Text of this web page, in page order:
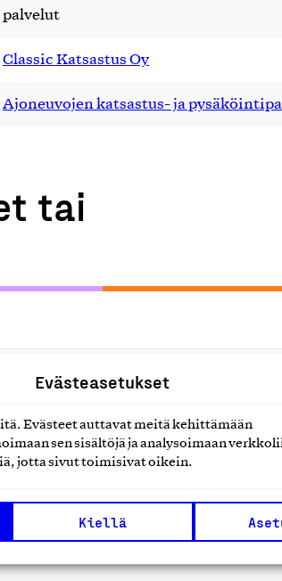
Evästeasetukset
Evästeet auttavat meitä kehittämään
sen sisältöjä ja analysoimaan
jotta sivut toimisivat oikein.
Kiellä
palvelut
Classic Katsastus Oy
Ajoneuvojen katsastus- ja
tai